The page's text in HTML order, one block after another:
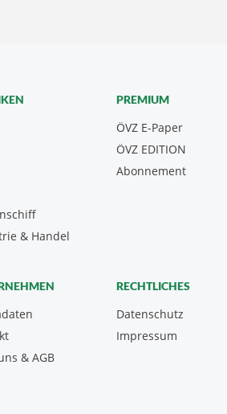
& Handel
PREMIUM
ÖVZ E-Paper
Abonnement
ÖVZ EDITION
& AGB
RECHTLICHES
Datenschutz
Impressum